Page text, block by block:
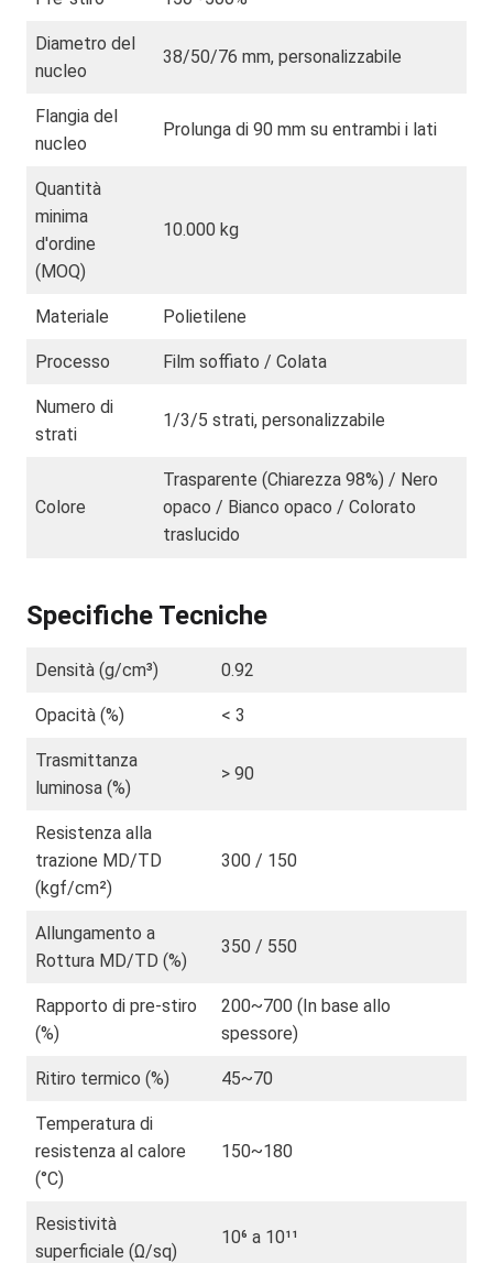
Diametro del
nucleo
38/50/76 mm, personalizzabile
Flangia del
nucleo
Prolunga di 90 mm su entrambi i lati
Quantità
minima
d'ordine
(MOQ)
10.000 kg
Materiale Polietilene
Processo Film soffiato / Colata
Numero di
strati
1/3/5 strati, personalizzabile
Colore
Trasparente (Chiarezza 98%) / Nero
opaco / Bianco opaco / Colorato
traslucido
Specifiche Tecniche
Densità (g/cm³) 0.92
Opacità (%) < 3
Trasmittanza
luminosa (%)
> 90
Resistenza alla
trazione MD/TD
(kgf/cm²)
300 / 150
Allungamento a
Rottura MD/TD (%)
350 / 550
Rapporto di pre-stiro
(%)
200~700 (In base allo
spessore)
Ritiro termico (%) 45~70
Temperatura di
resistenza al calore
(°C)
150~180
Resistività
superficiale (Ω/sq)
10⁶ a 10¹¹